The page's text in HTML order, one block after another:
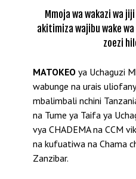
Mmoja wa wakazi wa
akitimiza wajibu wake
zoezi
MATOKEO ya Uchaguzi
wabunge na urais
mbalimbali nchini
na Tume ya Taifa ya
vya CHADEMA na CCM
na kufuatiwa na Chama
Zanzibar.